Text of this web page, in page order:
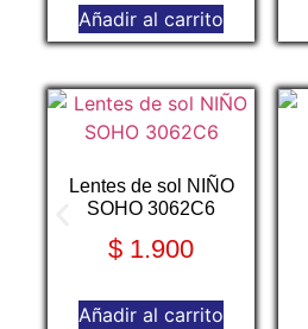
Añadir al carrito
Lentes de sol NIÑO
SOHO 3062C6
$ 1.900
Añadir al carrito